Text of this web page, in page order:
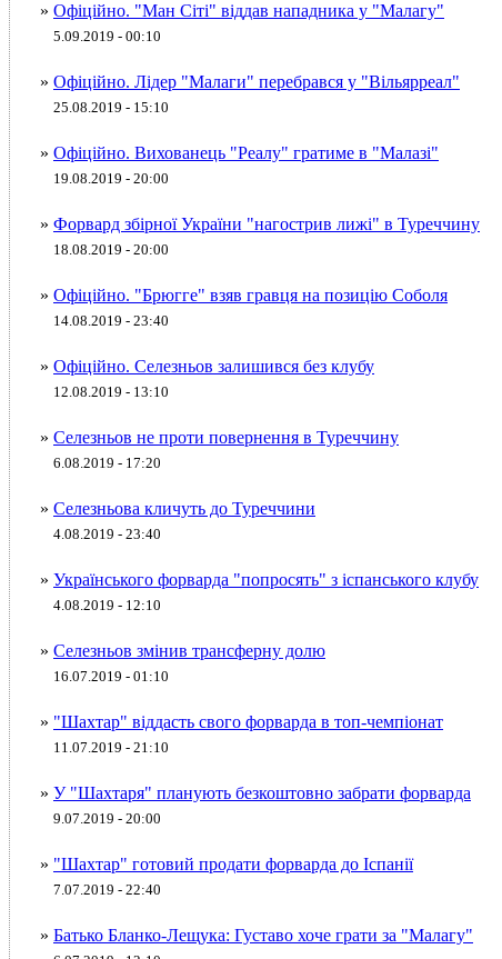
» Офіційно. "Ман Сіті" віддав нападника у "Малагу"
5.09.2019 - 00:10
» Офіційно. Лідер "Малаги" перебрався у "Вільярреал"
25.08.2019 - 15:10
» Офіційно. Вихованець "Реалу" гратиме в "Малазі"
19.08.2019 - 20:00
» Форвард збірної України "нагострив лижі" в Туреччину
18.08.2019 - 20:00
» Офіційно. "Брюгге" взяв гравця на позицію Соболя
14.08.2019 - 23:40
» Офіційно. Селезньов залишився без клубу
12.08.2019 - 13:10
» Селезньов не проти повернення в Туреччину
6.08.2019 - 17:20
» Селезньова кличуть до Туреччини
4.08.2019 - 23:40
» Українського форварда "попросять" з іспанського клубу
4.08.2019 - 12:10
» Селезньов змінив трансферну долю
16.07.2019 - 01:10
» "Шахтар" віддасть свого форварда в топ-чемпіонат
11.07.2019 - 21:10
» У "Шахтаря" планують безкоштовно забрати форварда
9.07.2019 - 20:00
» "Шахтар" готовий продати форварда до Іспанії
7.07.2019 - 22:40
» Батько Бланко-Лещука: Густаво хоче грати за "Малагу"